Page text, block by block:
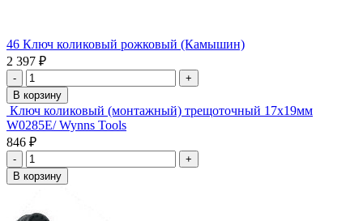
46 Ключ коликовый рожковый (Камышин)
2 397 ₽
-
+
В корзину
Ключ коликовый (монтажный) трещоточный 17х19мм
W0285E/ Wynns Tools
846 ₽
-
+
В корзину